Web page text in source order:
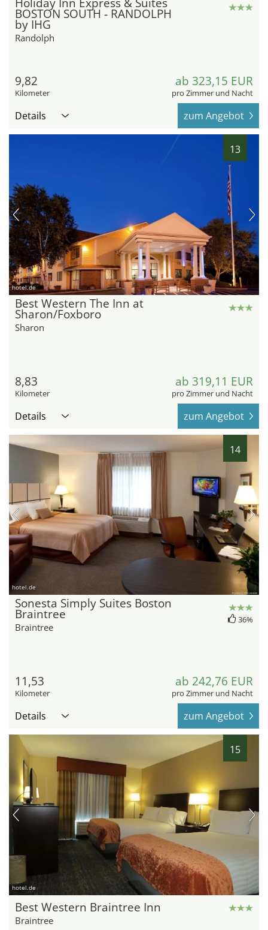
BOSTON SOUTH - RANDOLPH
by IHG
Randolph
9,82
Kilometer
ab 323,15 EUR
pro Zimmer und Nacht
Details zum Angebot
13
hotel.de
Best Western The Inn at
Sharon/Foxboro
Sharon
8,83
Kilometer
ab 319,11 EUR
pro Zimmer und Nacht
Details zum Angebot
14
hotel.de
Sonesta Simply Suites Boston
Braintree
Braintree
36%
11,53
Kilometer
ab 242,76 EUR
pro Zimmer und Nacht
Details zum Angebot
15
hotel.de
Best Western Braintree Inn
Braintree